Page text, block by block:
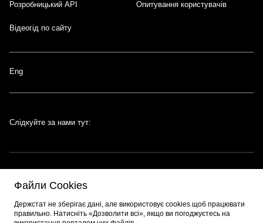
Розробницький API Опитування користувачів
Відеогід по сайту
Eng
Портал створено за підтримки швейцарсько-української програми
що реалізуєтьсяФондом Східна Європа. Розробник порталу:EPAM.
Слідкуйте за нами тут:
Файли Cookies
Держстат не зберігає дані, але використовує cookies щоб працювати
правильно. Натисніть «Дозволити всі», якщо ви погоджуєтесь на